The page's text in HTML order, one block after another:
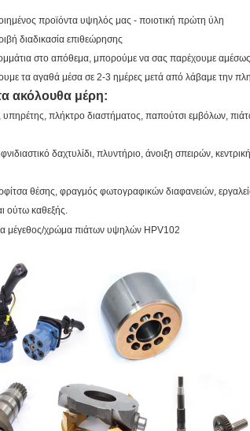
προϊόντα υψηλός μας - ποιοτική πρώτη ύλη
διαδικασία επιθεώρησης
στο απόθεμα, μπορούμε να σας παρέχουμε αμέσως
τα αγαθά μέσα σε 2-3 ημέρες μετά από λάβαμε την
ακόλουθα μέρη:
πλήκτρο διαστήματος, παπούτσι εμβόλων,
δαχτυλίδι, πλυντήριο, άνοιξη σπειρών,
θέσης, φραγμός φωτογραφικών διαφανειών,
ούτω καθεξής.